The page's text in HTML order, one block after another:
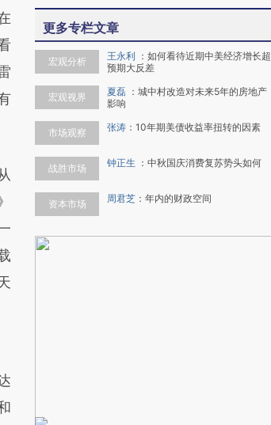
更多专栏文章
宏观分析 王永利 ： 如何看待近期中美经济增长超
预期大反差
宏观视界 夏磊 ： 城中村改造对未来5年的房地产
影响
市场观察 张涛 ： 10年期美债收益率扭转的因素
战胜市场 钟正生 ： 中秋国庆消费复苏势头如何
资本市场 周君芝 ： 年内的财政空间